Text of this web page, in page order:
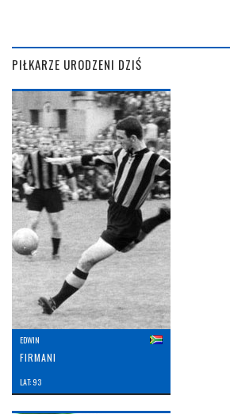
PIŁKARZE URODZENI DZIŚ
EDWIN
FIRMANI
LAT: 93